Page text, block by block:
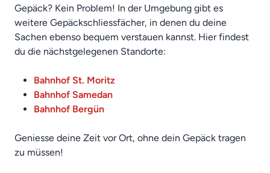
Gepäck? Kein Problem! In der Umgebung gibt es
weitere Gepäckschliessfächer, in denen du deine
Sachen ebenso bequem verstauen kannst. Hier findest
du die nächstgelegenen Standorte:
Bahnhof St. Moritz
Bahnhof Samedan
Bahnhof Bergün
Geniesse deine Zeit vor Ort, ohne dein Gepäck tragen
zu müssen!